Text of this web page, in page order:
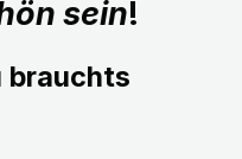
sein!
brauchts